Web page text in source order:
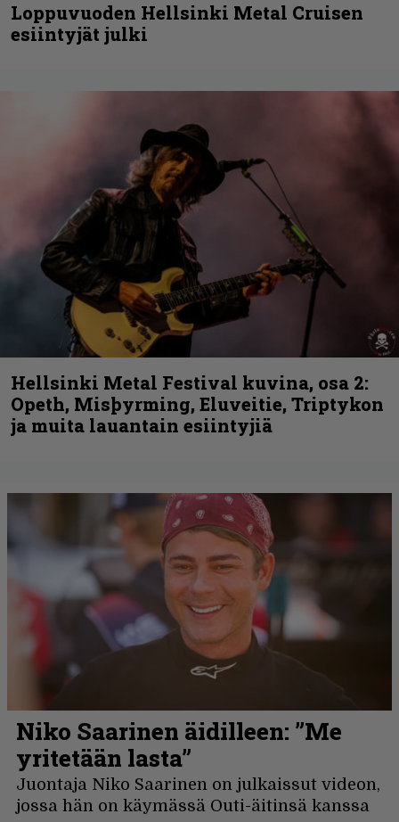
Loppuvuoden Hellsinki Metal Cruisen
esiintyjät julki
Hellsinki Metal Festival kuvina, osa 2:
Opeth, Misþyrming, Eluveitie, Triptykon
ja muita lauantain esiintyjiä